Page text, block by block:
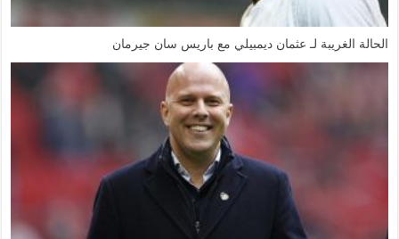
الحالة الغريبة لـ عثمان ديمبيلي مع باريس سان جيرمان